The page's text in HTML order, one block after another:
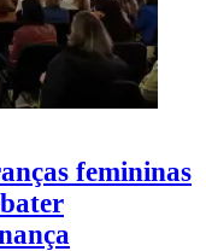
femininas